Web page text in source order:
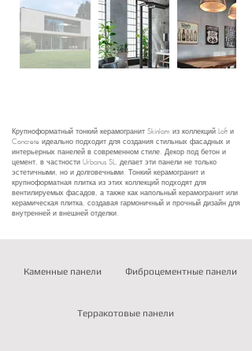
Крупноформатный тонкий керамогранит Skinlam из коллекций Loft и
Concrete идеально подходит для создания стильных фасадных и
интерьерных панелей в современном стиле. Декор под бетон и
цемент, в частности Urbanus SL, делает эти панели не только
эстетичными, но и долговечными. Тонкий керамогранит и
крупноформатная плитка из этих коллекций подходят для
вентилируемых фасадов, а также как напольный керамогранит или
керамическая плитка, создавая гармоничный и прочный дизайн для
внутренней и внешней отделки.
Каменные панели Фиброцементные панели
Терракотовые панели